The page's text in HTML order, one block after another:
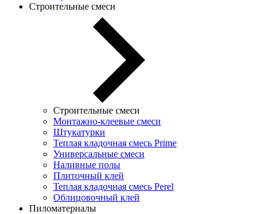
Строительные смеси
Строительные смеси
Монтажно-клеевые смеси
Штукатурки
Теплая кладочная смесь Prime
Универсальные смеси
Наливные полы
Плиточный клей
Теплая кладочная смесь Perel
Облицовочный клей
Пиломатериалы